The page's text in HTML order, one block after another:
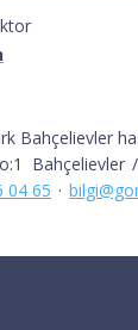
Bahçelievler
Bahçelievler /
04 65 ·